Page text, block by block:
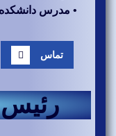
• مدرس
تماس